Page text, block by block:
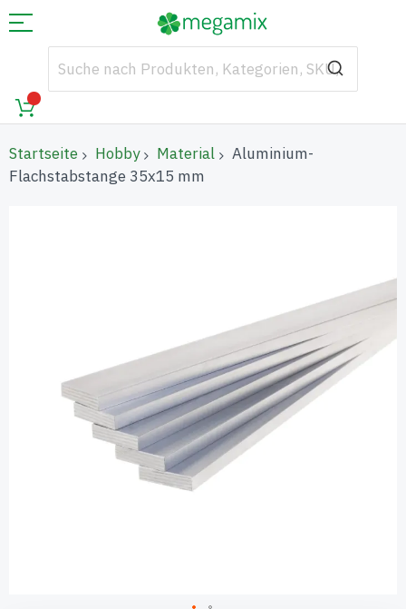
Startseite Hobby Material
Aluminium-
Flachstabstange 35x15 mm